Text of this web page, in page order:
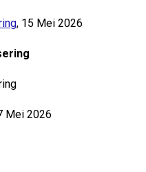
, 15 Mei 2026
Mei 2026